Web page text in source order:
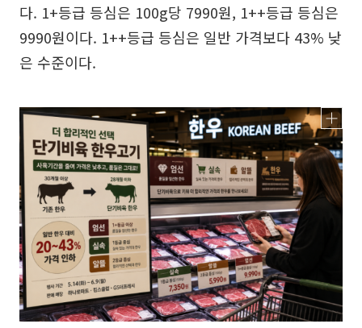
다. 1+등급 등심은 100g당 7990원, 1++등급 등심은
9990원이다. 1++등급 등심은 일반 가격보다 43% 낮
은 수준이다.